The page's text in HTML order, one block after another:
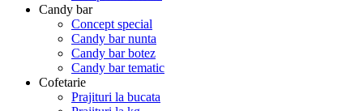
Candy bar
Concept special
Candy bar nunta
Candy bar botez
Candy bar tematic
Cofetarie
Prajituri la bucata